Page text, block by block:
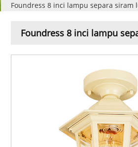
Foundress 8 inci lampu separa siram
Foundress 8 inci lampu